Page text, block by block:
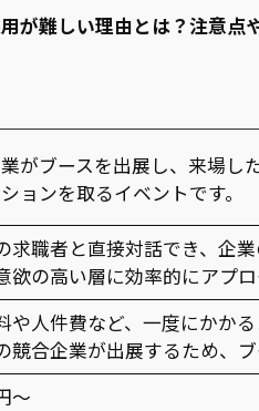
が難しい理由とは？注意点
がブースを出展し、来場し
ョンを取るイベントです。
求職者と直接対話でき、企
欲の高い層に効率的にアプ
や人件費など、一度にかか
競合企業が出展するため、
～